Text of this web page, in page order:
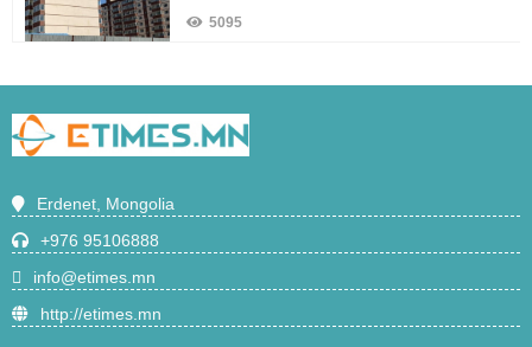
5095
сургалтын арга хэлбэрээр нөхөх
боломжгүй нь батлагдлаа"
5031
чиглэлийн суудлын галт тэрэг 21 цаг
4711
хоолны хордлогын оношоор
Erdenet, Mongolia
+976 95106888
info@etimes.mn
http://etimes.mn